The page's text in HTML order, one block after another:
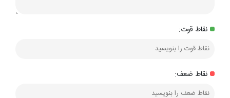
نقاط قوت:
نقاط ضعف: